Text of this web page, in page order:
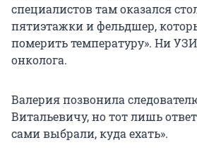
специалистов там оказался
пятиэтажки и фельдшер,
померить температуру». Ни
онколога.
Валерия позвонила
Витальевичу, но тот лишь
сами выбрали, куда ехать».